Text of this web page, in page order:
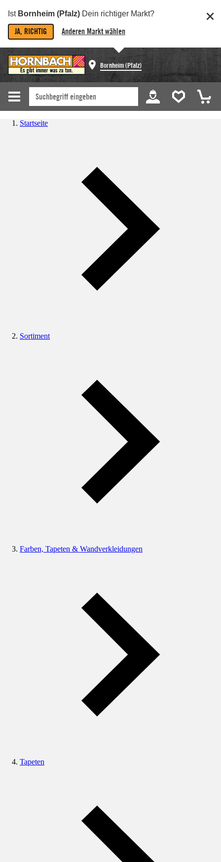
Ist Bornheim (Pfalz) Dein richtiger Markt?
JA, RICHTIG Anderen Markt wählen
Bornheim (Pfalz)
Startseite
Sortiment
Farben, Tapeten & Wandverkleidungen
Tapeten